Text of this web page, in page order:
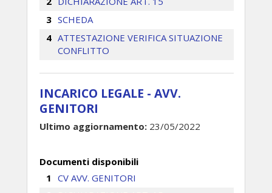
SCHEDA
ATTESTAZIONE VERIFICA SITUAZIONE
CONFLITTO
INCARICO LEGALE - AVV.
GENITORI
Ultimo aggiornamento: 23/05/2022
Documenti disponibili
CV AVV. GENITORI